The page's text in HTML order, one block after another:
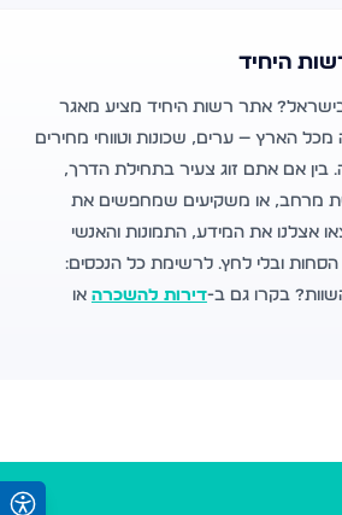
היחיד
אתר רשות היחיד מציע מאגר
הארץ — ערים, שכונות וטווחי מחירים
אם אתם זוג צעיר בתחילת הדרך,
מרחב, או משקיעים שמחפשים את
אצלנו את המידע, התמונות והאנשי
ובלי לחץ. לרשימת כל הנכסים:
בקרו גם ב-דירות להשכרה או